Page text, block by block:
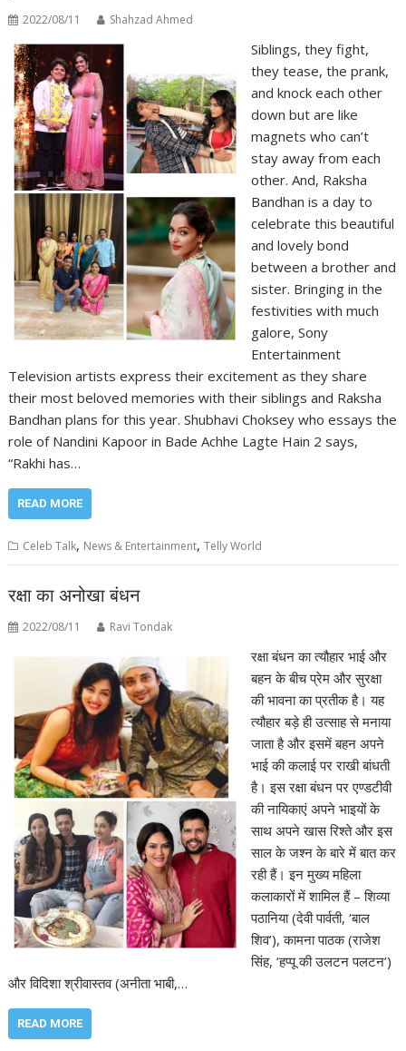
2022/08/11 Shahzad Ahmed
Siblings, they fight,
they tease, the prank,
and knock each other
down but are like
magnets who can’t
stay away from each
other. And, Raksha
Bandhan is a day to
celebrate this beautiful
and lovely bond
between a brother and
sister. Bringing in the
festivities with much
galore, Sony
Entertainment
Television artists express their excitement as they share
their most beloved memories with their siblings and Raksha
Bandhan plans for this year. Shubhavi Choksey who essays the
role of Nandini Kapoor in Bade Achhe Lagte Hain 2 says,
“Rakhi has…
READ MORE
Celeb Talk, News & Entertainment,Telly World
रक्षा का अनोखा बंधन
2022/08/11 Ravi Tondak
रक्षा बंधन का त्यौहार भाई और
बहन के बीच प्रेम और सुरक्षा
की भावना का प्रतीक है। यह
त्यौहार बड़े ही उत्साह से मनाया
जाता है और इसमें बहन अपने
भाई की कलाई पर राखी बांधती
है। इस रक्षा बंधन पर एण्डटीवी
की नायिकाएं अपने भाइयों के
साथ अपने खास रिश्ते और इस
साल के जश्न के बारे में बात कर
रही हैं। इन मुख्य महिला
कलाकारों में शामिल हैं – शिव्या
पठानिया (देवी पार्वती, ‘बाल
शिव’), कामना पाठक (राजेश
सिंह, ‘हप्पू की उलटन पलटन’)
और विदिशा श्रीवास्तव (अनीता भाबी,…
READ MORE